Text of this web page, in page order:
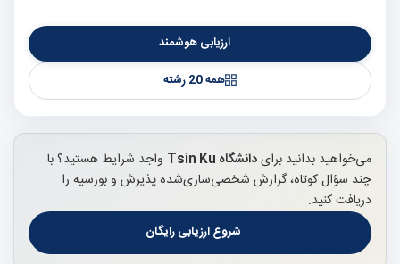
ارزیابی هوشمند
همه 20 رشته
می‌خواهید بدانید برایدانشگاه Tsin Ku
واجد شرایط هستید؟ با
چند سؤال کوتاه، گزارش شخصی‌سازی‌شده پذیرش و بورسیه را
دریافت کنید.
شروع ارزیابی رایگان